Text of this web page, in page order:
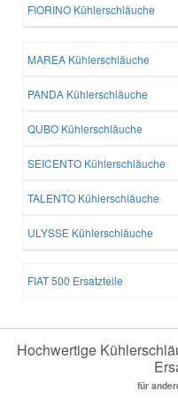
FIORINO Kühlerschläuche
MAREA Kühlerschläuche
PANDA Kühlerschläuche
QUBO Kühlerschläuche
SEICENTO Kühlerschläuche
TALENTO Kühlerschläuche
ULYSSE Kühlerschläuche
FIAT 500 Ersatzteile
Hochwertige
für